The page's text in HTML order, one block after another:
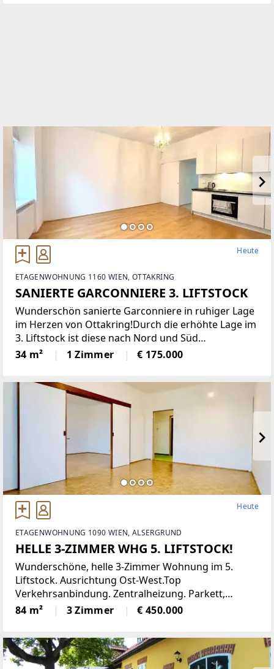
Heute
ETAGENWOHNUNG 1160 WIEN, OTTAKRING
SANIERTE GARCONNIERE 3. LIFTSTOCK
Wunderschön sanierte Garconniere in ruhiger Lage
im Herzen von Ottakring!Durch die erhöhte Lage im
3. Liftstock ist diese nach Nord und Süd
ausgerichtete Wohnung sehr hell und bietet eine
angenehme Wohnatmosphäre. Sie verfügt über
34 m² 1 Zimmer € 175.000
Heute
ETAGENWOHNUNG 1090 WIEN, ALSERGRUND
HELLE 3-ZIMMER WHG 5. LIFTSTOCK!
Wunderschöne, helle 3-Zimmer Wohnung im 5.
Liftstock. Ausrichtung Ost-West.Top
Verkehrsanbindung. Zentralheizung. Parkett,
Jalousien, Abstellraum. Kellerabteil.Diese
lichtdurchflutete Etagenwohnung bietet reichlich
84 m² 3 Zimmer € 450.000